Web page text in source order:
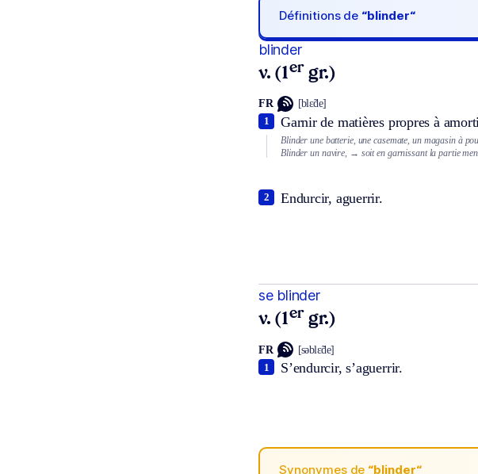
Définitions de “blinder“
blinder
v. (1er gr.)
FR [blɛ̃de]
Garnir de matières propres à
1
Blinder une batterie, une casemate, un magasin à
Blinder un navire, → soit en garnissant la partie
Endurcir, aguerrir.
2
se blinder
v. (1er gr.)
FR [səblɛ̃de]
S’endurcir, s’aguerrir.
1
Synonymes de “blinder“